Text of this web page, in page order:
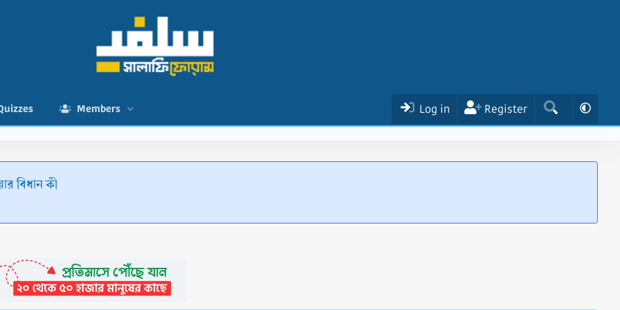
Members Log in Register
বিধান কী